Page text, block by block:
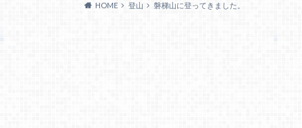
HOME 登山 磐梯山に登ってきました。